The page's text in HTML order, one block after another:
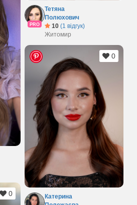
PRO
Тетяна
Полюхович
10 (1 відгук)
Житомир
Катерина
0
0